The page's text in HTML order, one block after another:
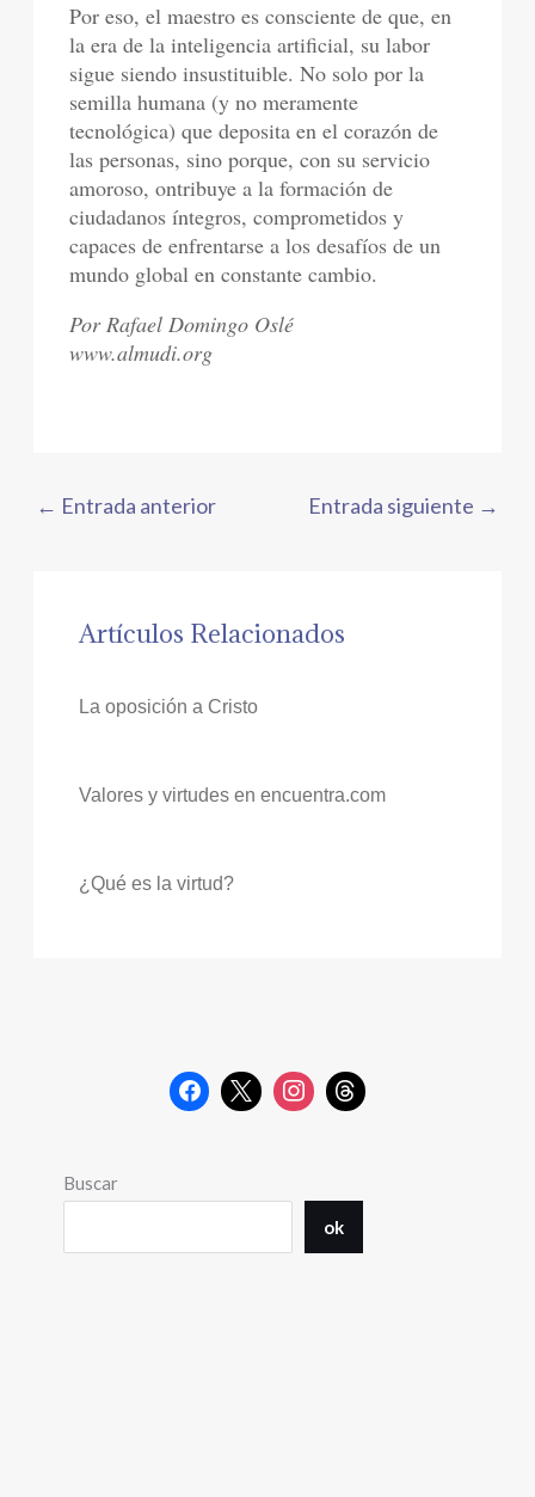
Por eso, el maestro es consciente de que, en
la era de la inteligencia artificial, su labor
sigue siendo insustituible. No solo por la
semilla humana (y no meramente
tecnológica) que deposita en el corazón de
las personas, sino porque, con su servicio
amoroso, ontribuye a la formación de
ciudadanos íntegros, comprometidos y
capaces de enfrentarse a los desafíos de un
mundo global en constante cambio.
Por Rafael Domingo Oslé
www.almudi.org
← Entrada anterior Entrada siguiente →
Artículos Relacionados
La oposición a Cristo
Valores y virtudes en encuentra.com
¿Qué es la virtud?
Buscar
ok